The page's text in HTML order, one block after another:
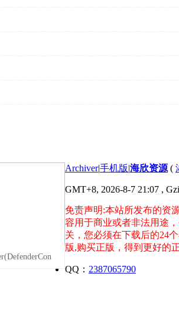
Archiver|手机版|海欣资源 (
GMT+8, 2026-8-7 21:07 ,
免责声明:本站所发布的资
容用于商业或者非法用途
关，您必须在下载后的24
版,购买正版，得到更好的
QQ： 2387065790